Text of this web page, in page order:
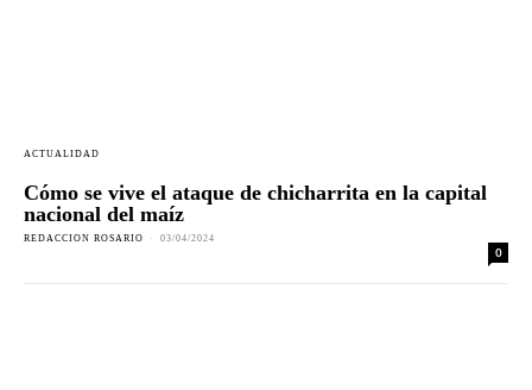
ACTUALIDAD
Cómo se vive el ataque de chicharrita en la capital
nacional del maíz
REDACCION ROSARIO - 03/04/2024
0